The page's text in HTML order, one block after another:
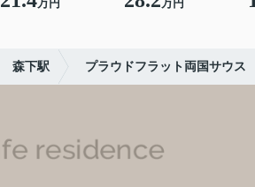
万円 万円
森下駅 プラウドフラット両国サウス